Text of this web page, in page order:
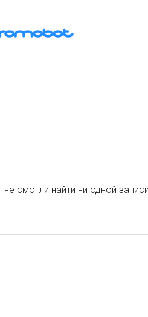
не смогли найти ни одной